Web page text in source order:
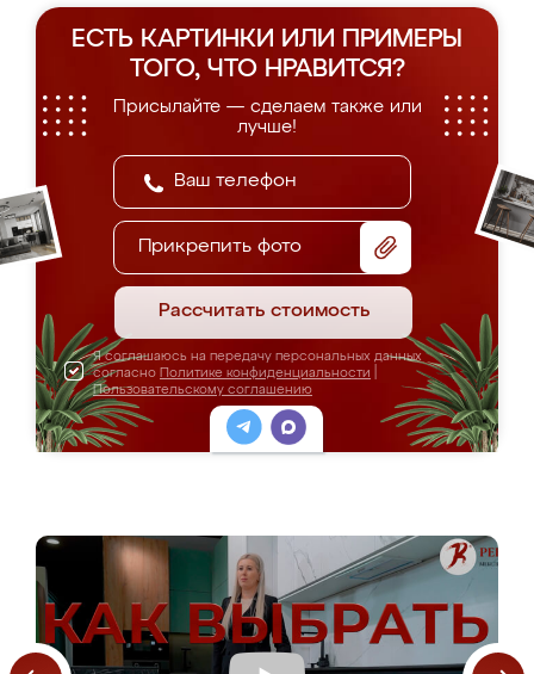
ЕСТЬ КАРТИНКИ ИЛИ ПРИМЕРЫ
ТОГО, ЧТО НРАВИТСЯ?
Присылайте — сделаем также или
лучше!
Прикрепить фото
Рассчитать стоимость
Я соглашаюсь на передачу персональных данных
согласно Политике конфиденциальности
Пользовательскому соглашению